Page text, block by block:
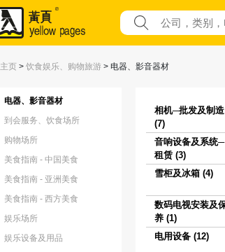
主页 > 饮食娱乐、购物旅游 > 电器、影音器材
电器、影音器材
到会服务、饮食场所
购物场所
美食指南 - 中国美食
美食指南 - 亚洲美食
美食指南 - 西方美食
娱乐场所
娱乐设备及用品
相机─批发及制造
(7)
音响设备及系统─
租赁 (3)
雪柜及冰箱 (4)
数码电视安装及
养 (1)
电用设备 (12)